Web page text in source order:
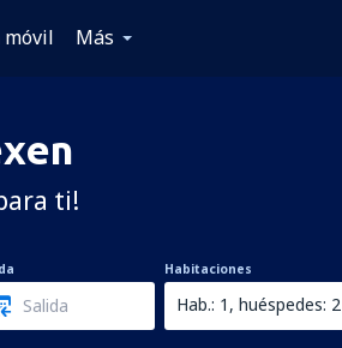
móvil Más
ti!
Habitaciones
Hab.: 1, huéspedes: 2